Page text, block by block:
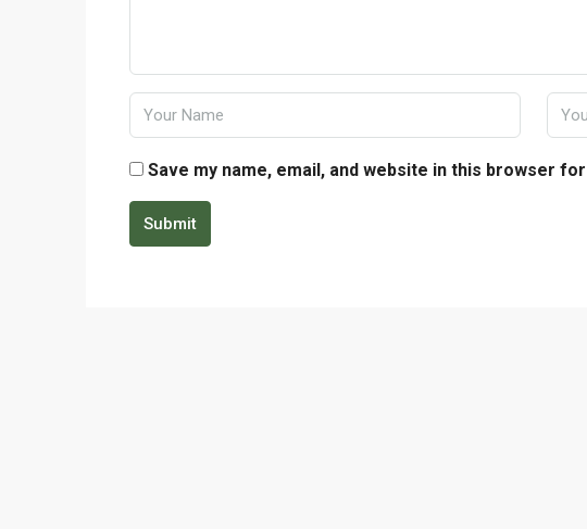
Save my name, email, and website in this browser
Submit